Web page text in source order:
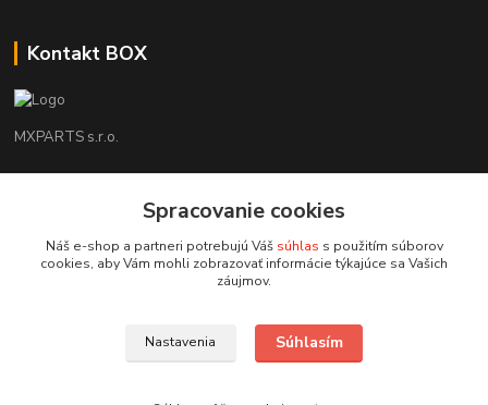
Kontakt BOX
MXPARTS s.r.o.
+421948260186
motokrossk@gmail.com
Spracovanie cookies
Náš e-shop a partneri potrebujú Váš súhlas s použitím súborov
cookies, aby Vám mohli zobrazovať informácie týkajúce sa Vašich
záujmov.
Nastavenia Súhlasím